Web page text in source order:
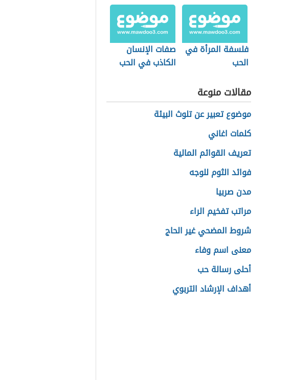
فلسفة المرأة في
الحب
صفات الإنسان
الكاذب في الحب
مقالات منوعة
موضوع تعبير عن تلوث البيئة
كلمات اغاني
تعريف القوائم المالية
فوائد الثوم للوجه
مدن صربيا
مراتب تفخيم الراء
شروط المضحي غير الحاج
معنى اسم وفاء
أحلى رسالة حب
أهداف الإرشاد التربوي